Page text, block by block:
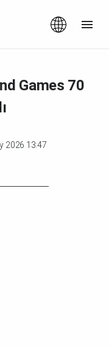
Games 70
2026 13:47